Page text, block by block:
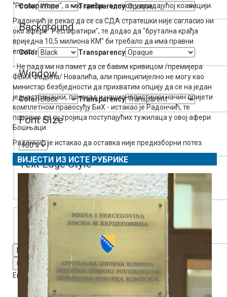
Color Transparency
Background
Color Transparency
Window
Color Transparency
Font Size
Text Edge Style
Font Family
Resetrestore all settings to the default values
Close Modal Dialog
End of dialog window.
"Респиратори", а као трећи - односе у владајућој коалицији.
Радончић је рекао да се са СДА стратешки није сагласио ни
око афере "Респиратири", те додао да "брутална крађа
вриједна 10,5 милиона КМ" би требало да има правни
епилог.
- Не пада ми на памет да се бавим кривицом /премијера
ФБиХ Фадила/ Новалића, али принципијелно не могу као
министар безбједности да прихватим опцију да се на један
једностраначки, понекад и националистички начин пријети
комплетном правосуђу БиХ - истакао је Радончић, те
поновио да су тројица поступајућих тужилаца у овој афери
Бошњаци.
Радончић је истакао да оставка није предизборни потез.
ВИЈЕСТИ ИЗ ИСТЕ РУБРИКЕ